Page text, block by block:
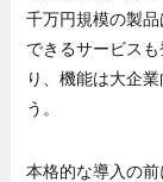
千万円規模の製
できるサービス
り、機能は大企
う。
本格的な導入の